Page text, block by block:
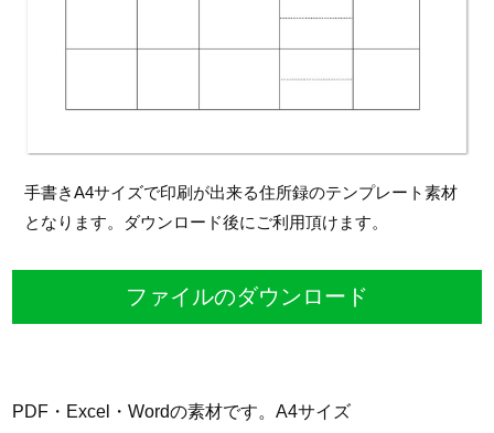
手書きA4サイズで印刷が出来る住所録のテンプレート素材
となります。ダウンロード後にご利用頂けます。
ファイルのダウンロード
PDF・Excel・Wordの素材です。A4サイズ